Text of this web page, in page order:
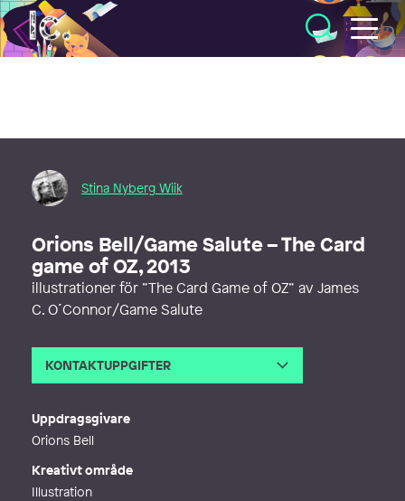
Illustratörcentrum
Stina Nyberg Wiik
Orions Bell/Game Salute – The Card
game of OZ, 2013
illustrationer för ”The Card Game of OZ” av James
C. O´Connor/Game Salute
KONTAKTUPPGIFTER
Uppdragsgivare
Orions Bell
Kreativt område
Illustration